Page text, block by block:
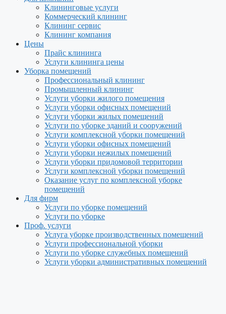
Клининговые услуги
Коммерческий клининг
Клининг сервис
Клининг компания
Цены
Прайс клининга
Услуги клининга цены
Уборка помещений
Профессиональный клининг
Промышленный клининг
Услуги уборки жилого помещения
Услуги уборки офисных помещений
Услуги уборки жилых помещений
Услуги по уборке зданий и сооружений
Услуги комплексной уборки помещений
Услуги уборки офисных помещений
Услуги уборки нежилых помещений
Услуги уборки придомовой территории
Услуги комплексной уборки помещений
Оказание услуг по комплексной уборке
помещений
Для фирм
Услуги по уборке помещений
Услуги по уборке
Проф. услуги
Услуга уборке производственных помещений
Услуги профессиональной уборки
Услуги по уборке служебных помещений
Услуги уборки административных помещений